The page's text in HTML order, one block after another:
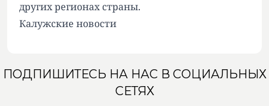
других регионах страны.
Калужские новости
ПОДПИШИТЕСЬ НА НАС В СОЦИАЛЬНЫХ
СЕТЯХ